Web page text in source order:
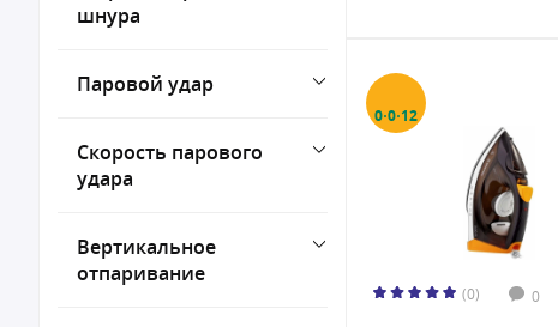
шнура
Паровой удар
Скорость парового
удара
Вертикальное
отпаривание
0·0·12
(0) 0